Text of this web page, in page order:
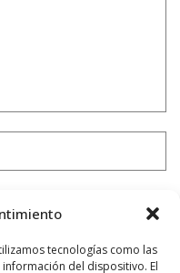
tecnologías como las
del dispositivo. El